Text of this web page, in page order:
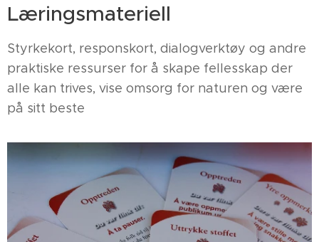
Læringsmateriell
Styrkekort, responskort, dialogverktøy og andre
praktiske ressurser for å skape fellesskap der
alle kan trives, vise omsorg for naturen og være
på sitt beste